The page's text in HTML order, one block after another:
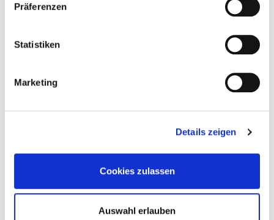
Präferenzen
Statistiken
Marketing
Details zeigen
Cookies zulassen
Auswahl erlauben